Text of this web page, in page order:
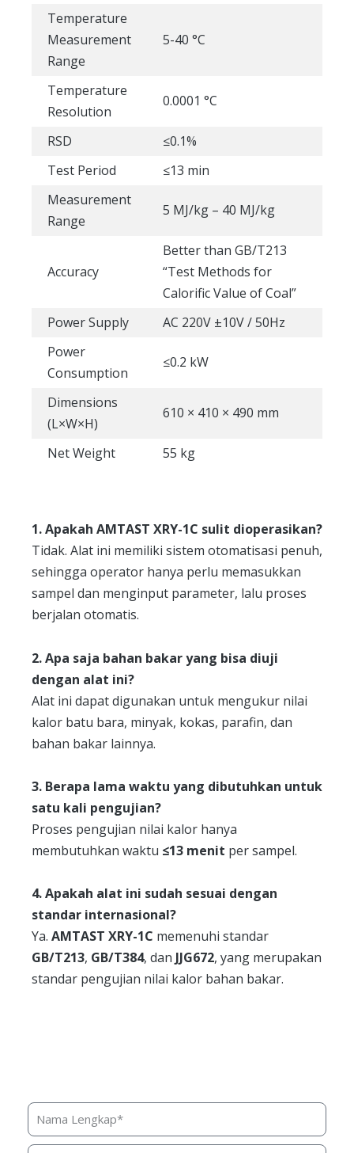
Temperature
Measurement
Range
5-40 °C
Temperature
Resolution
0.0001 °C
RSD
≤0.1%
Test Period
≤13 min
Measurement
Range
5 MJ/kg – 40 MJ/kg
Accuracy
Better than GB/T213
“Test Methods for
Calorific Value of Coal”
Power Supply
AC 220V ±10V / 50Hz
Power
Consumption
≤0.2 kW
Dimensions
(L×W×H)
610 × 410 × 490 mm
Net Weight 55 kg
1. Apakah AMTAST XRY-1C sulit dioperasikan?
Tidak. Alat ini memiliki sistem otomatisasi penuh,
sehingga operator hanya perlu memasukkan
sampel dan menginput parameter, lalu proses
berjalan otomatis.
2. Apa saja bahan bakar yang bisa diuji
dengan alat ini?
Alat ini dapat digunakan untuk mengukur nilai
kalor batu bara, minyak, kokas, parafin, dan
bahan bakar lainnya.
3. Berapa lama waktu yang dibutuhkan untuk
satu kali pengujian?
Proses pengujian nilai kalor hanya
membutuhkan waktu ≤13 menit per sampel.
4. Apakah alat ini sudah sesuai dengan
standar internasional?
Ya. AMTAST XRY-1C memenuhi standar
GB/T213, GB/T384, dan JJG672, yang merupakan
standar pengujian nilai kalor bahan bakar.